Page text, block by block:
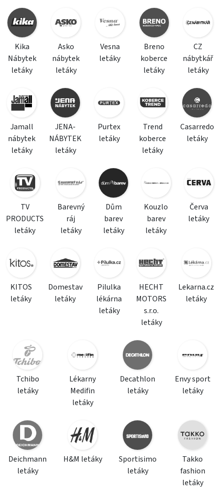
Kika
Nábytek
letáky
Asko
nábytek
letáky
Vesna
letáky
Breno
koberce
letáky
CZ
nábytkář
letáky
Jamall
nábytek
letáky
JENA-
NÁBYTEK
letáky
Purtex
letáky
Trend
koberce
letáky
Casarredo
letáky
TV
PRODUCTS
letáky
Barevný
ráj
letáky
Dům
barev
letáky
Kouzlo
barev
letáky
Červa
letáky
KITOS
letáky
Domestav
letáky
Pilulka
lékárna
letáky
HECHT
MOTORS
s.r.o.
letáky
Lekarna.cz
letáky
Tchibo
letáky
Lékarny
Medifin
letáky
Decathlon
letáky
Envy sport
letáky
Deichmann
letáky
H&M letáky
Sportisimo
letáky
Takko
fashion
letáky